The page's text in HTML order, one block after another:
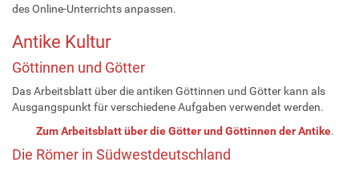
des Online-Unterrichts anpassen.
Antike Kultur
Göttinnen und Götter
Das Arbeitsblatt über die antiken Göttinnen und Götter kann als
Ausgangspunkt für verschiedene Aufgaben verwendet werden.
Zum Arbeitsblatt über die Götter und Göttinnen der Antike.
Die Römer in Südwestdeutschland